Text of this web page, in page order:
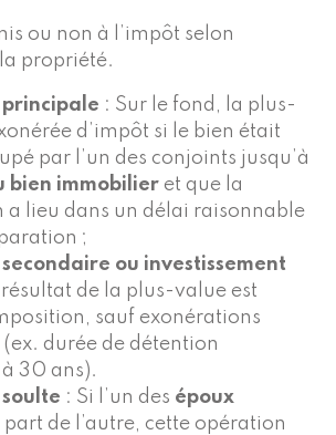
ou non à l’impôt selon
propriété.
principale : Sur le fond, la plus-
d’impôt si le bien était
par l’un des conjoints jusqu’à
bien immobilier et que la
a lieu dans un délai raisonnable
;
secondaire ou investissement
résultat de la plus-value est
sauf exonérations
(ex. durée de détention
30 ans).
: Si l’un des époux
part de l’autre, cette opération